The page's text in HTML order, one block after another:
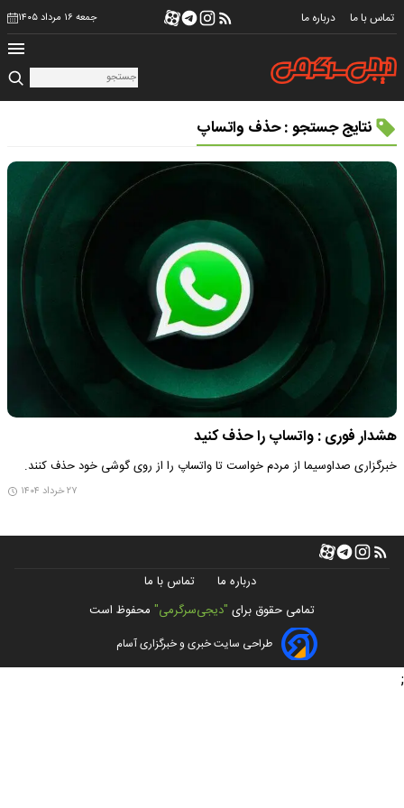
تماس با ما درباره ما جمعه ۱۶ مرداد ۱۴۰۵
نتایج جستجو : حذف واتساپ
هشدار فوری : واتساپ را حذف کنید
خبرگزاری صداوسیما از مردم خواست تا واتساپ را از روی گوشی خود حذف کنند.
۲۷ خرداد ۱۴۰۴
درباره ما
تماس با ما
تمامی حقوق برای "دیجی‌سرگرمی" محفوظ است
طراحی سایت خبری و خبرگزاری آسام
;